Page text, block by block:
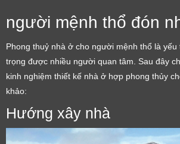
người mệnh thổ đón
Phong thuỷ nhà ở cho người mệnh thổ là yếu
trọng được nhiều người quan tâm. Sau đây
kinh nghiệm thiết kế nhà ở hợp phong thủy
khảo:
Hướng xây nhà